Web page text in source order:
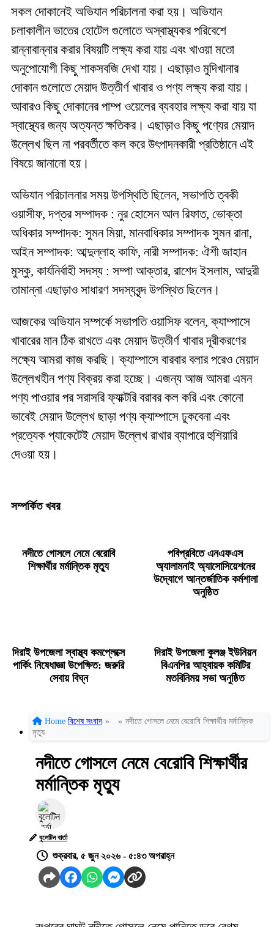
সকল দোকানেই অভিযান পরিচালনা করা হয়। অভিযান
চলাকালীন ভাতের হোটেল গুলোতে অস্বাস্থ্যকর পরিবেশে
রান্নাবান্নার করার বিষয়টি লক্ষ্য করা যায় এবং খাওয়া মতো
অনুপোযোগী কিছু শাকসবজি দেখা যায়। এছাড়াও মুদিখানার
দোকান গুলোতে মেয়াদ উত্তীর্ণ খাবার ও পণ্য লক্ষ্য করা যায়।
আবারও কিছু দোকানের পাম্প ওয়েলের ব্যবহার লক্ষ্য করা যায় যা
স্বাস্থ্যের জন্য অত্যন্ত ক্ষতিকর। এছাড়াও কিছু পণ্যের মেয়াদ
উল্লেখ ছিল না পরবর্তীতে কল করে উৎপাদনকারী প্রতিষ্ঠানে এই
বিষয়ে জানানো হয়।
অভিযান পরিচালনার সময় উপস্থিতি ছিলেন, সভাপতি ত্বকী
ওয়াসীফ, দপ্তর সম্পাদক : নুর হোসেন আল রিফাত, ভোক্তা
অধিকার সম্পাদক: সুমন মিয়া, মানবাধিকার সম্পাদক সুমন রানা,
আইন সম্পাদক: আব্দুল্লাহ কাফি, নারী সম্পাদক: ঐশী জাহান
মুস্কু, কার্যনির্বাহী সদস্য : সম্পা আক্তার, রাশেদ ইসলাম, আদুরী
তামান্না এছাড়াও সাধারণ সদস্যবৃন্দ উপস্থিত ছিলেন।
আজকের অভিযান সম্পর্কে সভাপতি ওয়াসিফ বলেন,‌ ক্যাম্পাসে
খাবারের মান ঠিক রাখতে এবং মেয়াদ উত্তীর্ণ খাবার দূরীকরণের
লক্ষ্যে আমরা কাজ করছি। ক্যাম্পাসে বারবার বলার পরেও মেয়াদ
উল্লেখহীন পণ্য বিক্রয় করা হচ্ছে। এজন্য আজ আমরা এমন
পণ্য পাওয়ার পর সরাসরি ফ্যাক্টরি বরাবর কল করি এবং কোনো
ভাবেই মেয়াদ উল্লেখ ছাড়া পণ্য ক্যাম্পাসে ঢুকবেনা এবং
প্রত্যেক প্যাকেটেই মেয়াদ উল্লেখ রাখার ব্যাপারে হুশিয়ারি
দেওয়া হয়।
সম্পর্কিত খবর
নদীতে গোসলে নেমে বেরোবি
শিক্ষার্থীর মর্মান্তিক মৃত্যু
পবিপ্রবিতে এনএফএস
অ্যালামনাই অ্যাসোসিয়েশনের
উদ্যোগে আন্তর্জাতিক কর্মশালা
অনুষ্ঠিত
দিরাই উপজেলা স্বাস্থ্য কমপ্লেক্সে
পার্কিং নিষেধাজ্ঞা উপেক্ষিত: জরুরি
সেবায় বিঘ্ন
দিরাই উপজেলা কুলঞ্জ ইউনিয়ন
বিএনপির আহ্বায়ক কমিটির
মতবিনিময় সভা অনুষ্ঠিত
Home বিশেষ সংবাদ » » নদীতে গোসলে নেমে বেরোবি শিক্ষার্থীর মর্মান্তিক
মৃত্যু
নদীতে গোসলে নেমে বেরোবি শিক্ষার্থীর
মর্মান্তিক মৃত্যু
বুলেটিন বার্তা
শুক্রবার, ৫ জুন ২০২৬ - ৫:৪৩ অপরাহ্ন